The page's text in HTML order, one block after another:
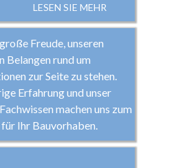
LESEN SIE MEHR
Freude, unseren
Belangen rund um
zur Seite zu stehen.
Erfahrung und unser
machen uns zum
Ihr Bauvorhaben.